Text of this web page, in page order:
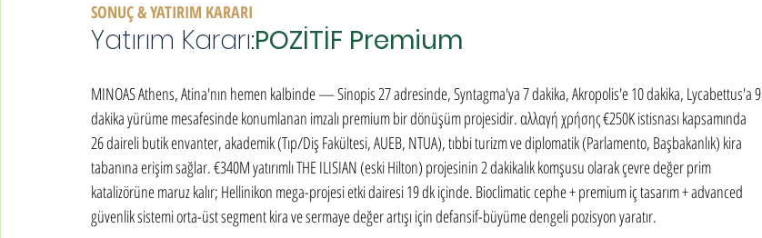
SONUÇ & YATIRIM KARARI
Yatırım Kararı:POZİTİF Premium
MINOAS Athens, Atina'nın hemen kalbinde — Sinopis 27 adresinde, Syntagma'ya 7 dakika, Akropolis'e 10 dakika, Lycabettus'a 9
dakika yürüme mesafesinde konumlanan imzalı premium bir dönüşüm projesidir. αλλαγή χρήσης €250K istisnası kapsamında
26 daireli butik envanter, akademik (Tıp/Diş Fakültesi, AUEB, NTUA), tıbbi turizm ve diplomatik (Parlamento, Başbakanlık) kira
tabanına erişim sağlar. €340M yatırımlı THE ILISIAN (eski Hilton) projesinin 2 dakikalık komşusu olarak çevre değer prim
katalizörüne maruz kalır; Hellinikon mega-projesi etki dairesi 19 dk içinde. Bioclimatic cephe + premium iç tasarım + advanced
güvenlik sistemi orta-üst segment kira ve sermaye değer artışı için defansif-büyüme dengeli pozisyon yaratır.